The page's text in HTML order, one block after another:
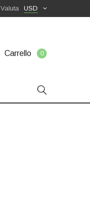
USD
Valuta
Carrello 0